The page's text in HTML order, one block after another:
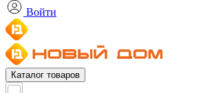
Войти
Каталог товаров